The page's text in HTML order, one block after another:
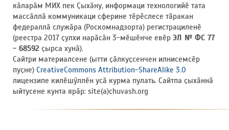
кӑларӑм МИХ пек Ҫыхӑну, информаци технологийӗ тата
массӑллӑ коммуникаци сферине тӗрӗслесе тӑракан
федераллӑ служӑра (Роскомнадзорта) регистрациленӗ
(реестра 2017 ҫулхи нарӑсӑн 3-мӗшӗнче евӗр ЭЛ № ФС 77
- 68592 ҫырса хунӑ).
Сайтри материалсене (ытти ҫӑлкуҫсенчен илнисемсӗр
пуҫне) CreativeCommons Attribution-ShareAlike 3.0
лицензипе килӗшӳллӗн усӑ курма пулать. Сайтпа ҫыхӑннӑ
ыйтусене кунта ярӑр: site(a)chuvash.org